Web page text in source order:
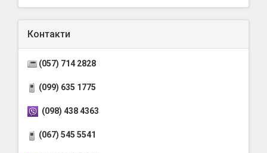
Контакти
(057) 714 2828
(099) 635 1775
(098) 438 4363
(067) 545 5541